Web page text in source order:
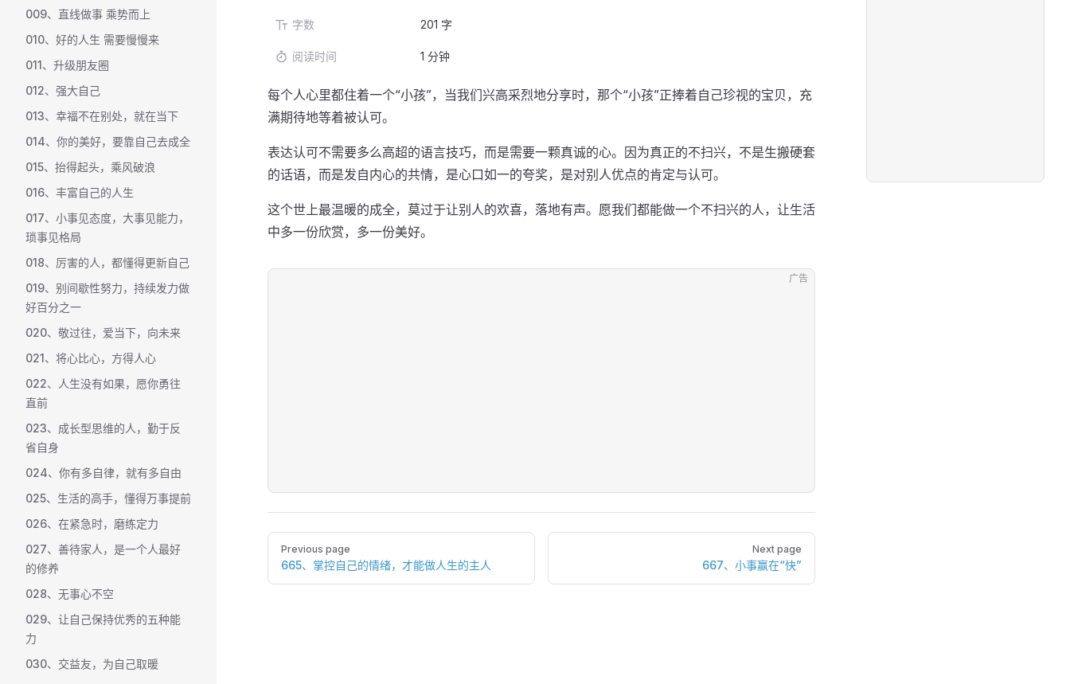
009、直线做事 乘势而上
010、好的人生 需要慢慢来
011、升级朋友圈
012、强大自己
013、幸福不在别处，就在当下
014、你的美好，要靠自己去成全
015、抬得起头，乘风破浪
016、丰富自己的人生
017、小事见态度，大事见能力，
琐事见格局
018、厉害的人，都懂得更新自己
019、别间歇性努力，持续发力做
好百分之一
020、敬过往，爱当下，向未来
021、将心比心，方得人心
022、人生没有如果，愿你勇往
直前
023、成长型思维的人，勤于反
省自身
024、你有多自律，就有多自由
025、生活的高手，懂得万事提前
026、在紧急时，磨练定力
027、善待家人，是一个人最好
的修养
028、无事心不空
029、让自己保持优秀的五种能
力
030、交益友，为自己取暖
字数 201 字
阅读时间 1 分钟
每个人心里都住着一个“小孩”，当我们兴高采烈地分享时，那个“小孩”正捧着自己珍视的宝贝，充
满期待地等着被认可。
表达认可不需要多么高超的语言技巧，而是需要一颗真诚的心。因为真正的不扫兴，不是生搬硬套
的话语，而是发自内心的共情，是心口如一的夸奖，是对别人优点的肯定与认可。
这个世上最温暖的成全，莫过于让别人的欢喜，落地有声。愿我们都能做一个不扫兴的人，让生活
中多一份欣赏，多一份美好。
广告
Pager
Previous page
665、掌控自己的情绪，才能做人生的主人
Next page
667、小事赢在“快”